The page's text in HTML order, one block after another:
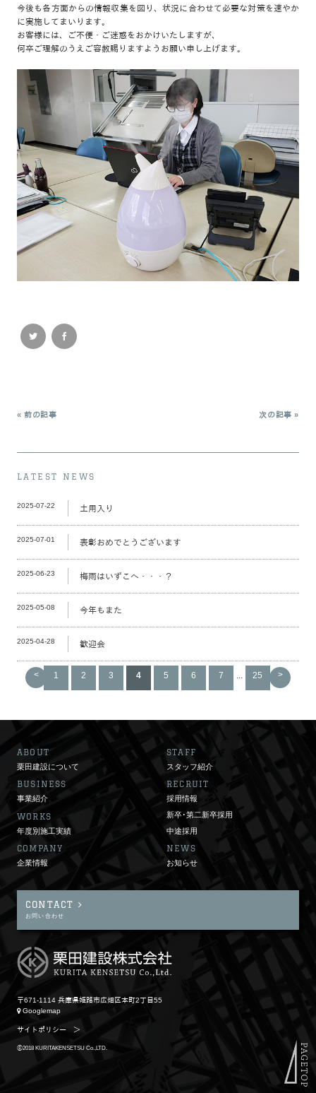
今後も各方面からの情報収集を図り、状況に合わせて必要な対策を速やか
に実施してまいります。
お客様には、ご不便・ご迷惑をおかけいたしますが、
何卒ご理解のうえご容赦賜りますようお願い申し上げます。
« 前の記事 次の記事 »
LATEST NEWS
2025-07-22 土用入り
2025-07-01 表彰おめでとうございます
2025-06-23 梅雨はいずこへ・・・？
2025-05-08 今年もまた
2025-04-28 歓迎会
< 1 2 3 4 5 6 7 ... 25 >
ABOUT STAFF
栗田建設について スタッフ紹介
BUSINESS RECRUIT
事業紹介 採用情報
WORKS
新卒･第二新卒採用
年度別施工実績
中途採用
COMPANY NEWS
企業情報 お知らせ
CONTACT
お問い合わせ
〒671-1114 兵庫県姫路市広畑区本町2丁目55
Googlemap
サイトポリシー ＞
ⓒ2018 KURITAKENSETSU Co.,LTD.